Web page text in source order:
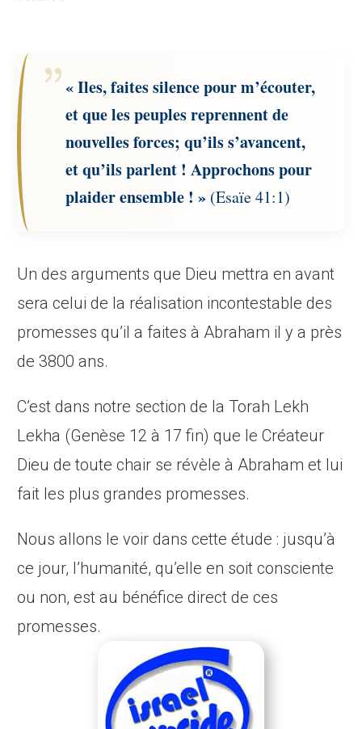
« Iles, faites silence pour m’écouter,
et que les peuples reprennent de
nouvelles forces; qu’ils s’avancent,
et qu’ils parlent ! Approchons pour
plaider ensemble ! » (Esaïe 41:1)
Un des arguments que Dieu mettra en avant
sera celui de la réalisation incontestable des
promesses qu’il a faites à Abraham il y a près
de 3800 ans.
C’est dans notre section de la Torah Lekh
Lekha (Genèse 12 à 17 fin) que le Créateur
Dieu de toute chair se révèle à Abraham et lui
fait les plus grandes promesses.
Nous allons le voir dans cette étude : jusqu’à
ce jour, l’humanité, qu’elle en soit consciente
ou non, est au bénéfice direct de ces
promesses.